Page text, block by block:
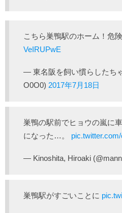
こちら巣鴨駅のホーム！危険
VeIRUPwE
— 東名阪を飼い慣らしたち
O0O0) 2017年7月18日
巣鴨の駅前でヒョウの嵐に
になった…。
— Kinoshita, Hiroaki
巣鴨駅がすごいことに